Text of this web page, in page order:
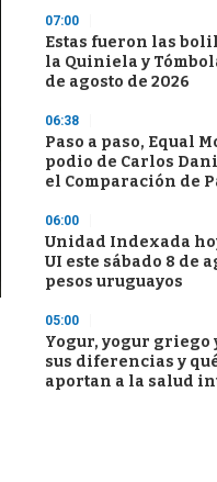
07:00
Estas fueron las
la Quiniela y
de agosto de 2026
06:38
Paso a paso, Equal
podio de Carlos
el Comparación de
06:00
Unidad Indexada
UI este sábado 8 de
pesos uruguayos
05:00
Yogur, yogur griego
sus diferencias y
aportan a la salud